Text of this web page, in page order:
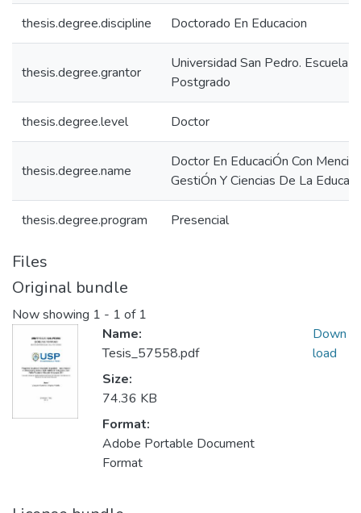
thesis.degree.discipline Doctorado En Educacion
thesis.degree.grantor
Universidad San Pedro. Escuela
Postgrado
thesis.degree.level Doctor
thesis.degree.name
Doctor En EducaciÓn Con
GestiÓn Y Ciencias De La
thesis.degree.program Presencial
Files
Original bundle
Now showing 1 - 1 of 1
Name:
Tesis_57558.pdf
Size:
74.36 KB
Format:
Adobe Portable Document
Format
Down
load